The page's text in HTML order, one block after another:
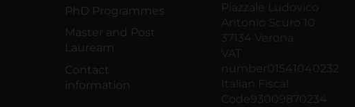
PhD Programmes
Master and Post
Lauream
Contact
information
Piazzale Ludovico
Antonio Scuro 10
37134 Verona
VAT
number01541040232
Italian Fiscal
Code93009870234